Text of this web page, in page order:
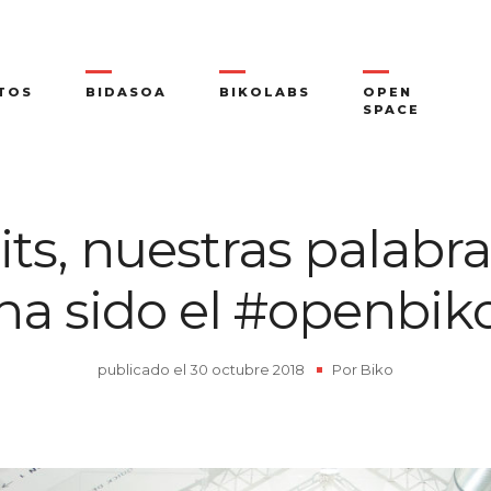
BIDASOA BIKOLABS
OPEN
SPACE
nuestras
sido el
publicado el 30 octubre 2018 Por Biko